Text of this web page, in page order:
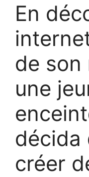
En
de son
une
décida
créer